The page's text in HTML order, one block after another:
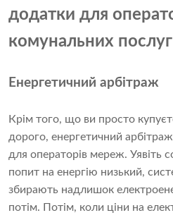
додатки для
комунальних послуг
Енергетичний арбітраж
Крім того, що ви просто
дорого, енергетичний
для операторів мереж. Уявіть
попит на енергію низький,
збирають надлишок
потім. Потім, коли ціни на